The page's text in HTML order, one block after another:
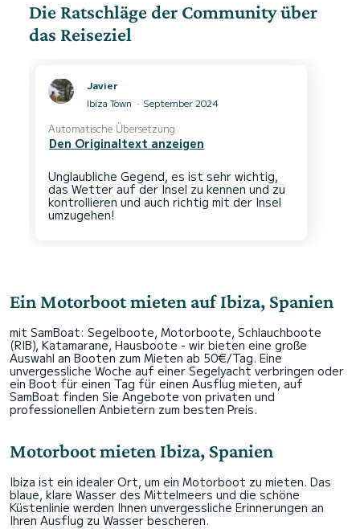
Die Ratschläge der Community über
das Reiseziel
Javier
Ibiza Town
September 2024
Automatische Übersetzung
Den Originaltext anzeigen
Unglaubliche Gegend, es ist sehr wichtig,
das Wetter auf der Insel zu kennen und zu
kontrollieren und auch richtig mit der Insel
Ein Motorboot mieten auf Ibiza, Spanien
mit SamBoat: Segelboote, Motorboote, Schlauchboote
(RIB), Katamarane, Hausboote - wir bieten eine große
Auswahl an Booten zum Mieten ab 50€/Tag. Eine
unvergessliche Woche auf einer Segelyacht verbringen oder
ein Boot für einen Tag für einen Ausflug mieten, auf
SamBoat finden Sie Angebote von privaten und
professionellen Anbietern zum besten Preis.
Motorboot mieten Ibiza, Spanien
Ibiza ist ein idealer Ort, um ein Motorboot zu mieten. Das
blaue, klare Wasser des Mittelmeers und die schöne
Küstenlinie werden Ihnen unvergessliche Erinnerungen an
Ihren Ausflug zu Wasser bescheren.